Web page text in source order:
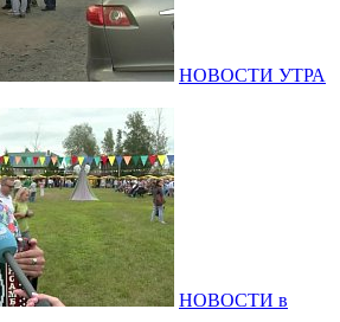
НОВОСТИ УТРА
НОВОСТИ в